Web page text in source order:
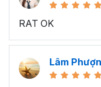
sử dụng Excel sẽ
công việc. Hơn nữa,
mình đang thực hiện
Hiện nay 100% các
cần tới kỹ năng
RAT OK
Lâm